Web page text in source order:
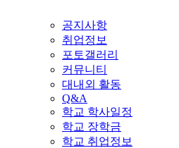
공지사항
취업정보
포토갤러리
커뮤니티
대내외 활동
Q&A
학교 학사일정
학교 장학금
학교 취업정보